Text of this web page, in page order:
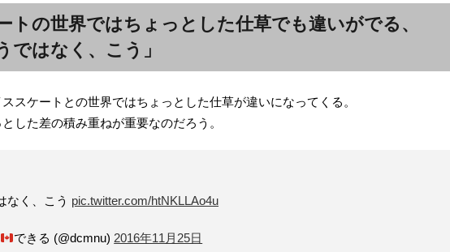
トの世界ではちょっとした仕草でも違いがでる、
ではなく、こう」
スケートとの世界ではちょっとした仕草が違いになってくる。
した差の積み重ねが重要なのだろう。
なく、こう pic.twitter.com/htNKLLAo4u
できる (@dcmnu) 2016年11月25日